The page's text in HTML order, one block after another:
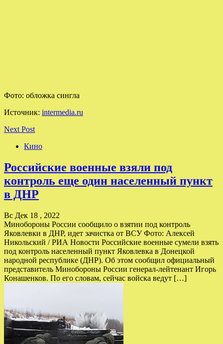
Фото: обложка сингла
Источник: intermedia.ru
Next Post
Кино
Российские военные взяли под
контроль еще один населенный пункт
в ДНР
Вс Дек 18 , 2022
Минобороны России сообщило о взятии под контроль
Яковлевки в ДНР, идет зачистка от ВСУ Фото: Алексей
Никольский / РИА Новости Российские военные сумели взять
под контроль населенный пункт Яковлевка в Донецкой
народной республике (ДНР). Об этом сообщил официальный
представитель Минобороны России генерал-лейтенант Игорь
Конашенков. По его словам, сейчас войска ведут […]